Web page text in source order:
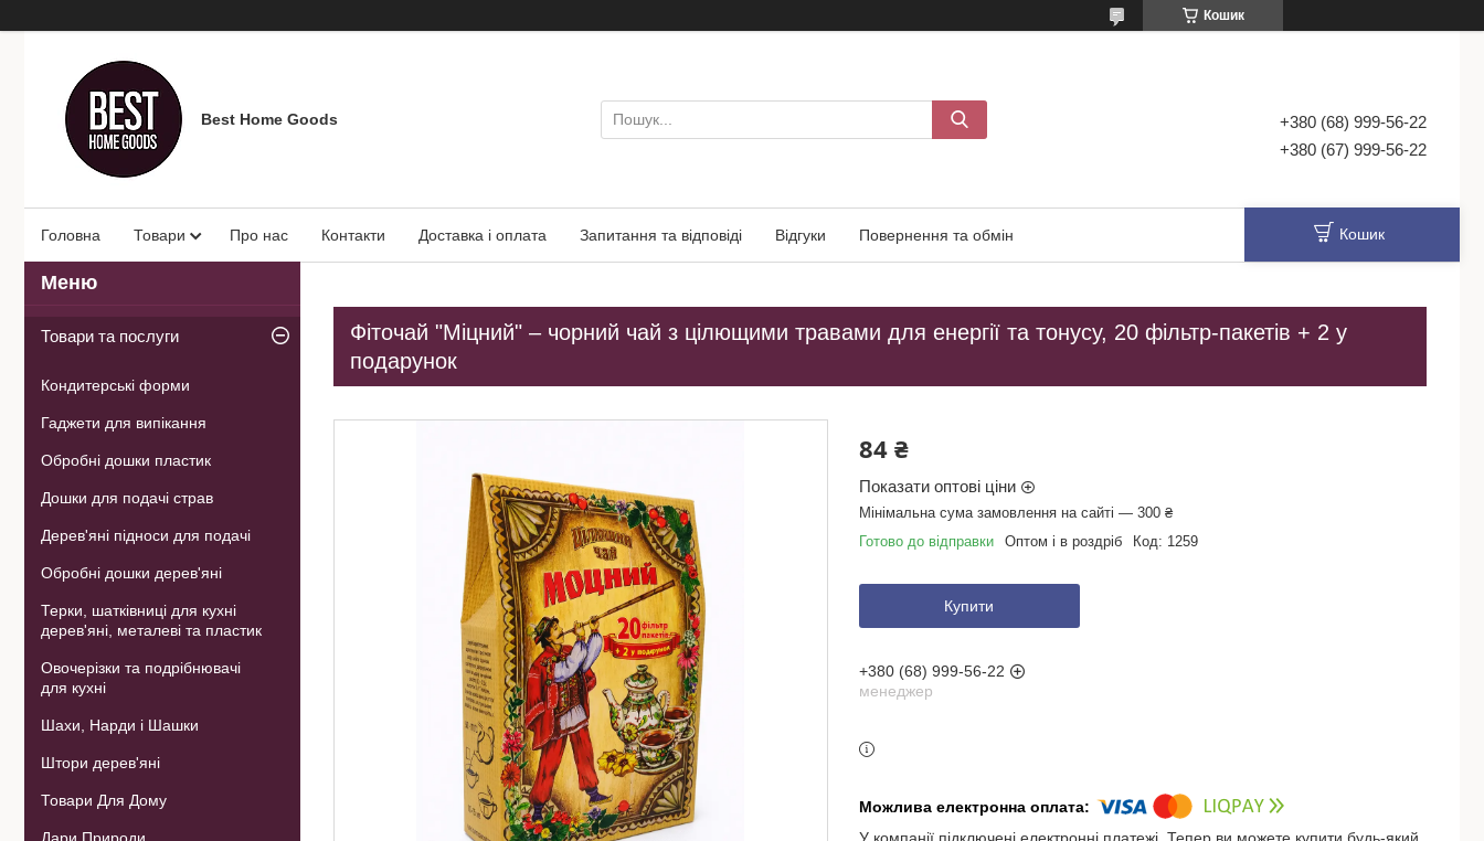
Кошик
Best Home Goods
+380 (68) 999-56-22
+380 (67) 999-56-22
Головна Товари Про нас Контакти Доставка і оплата Запитання та відповіді Відгуки Повернення та обмін Кошик
Фіточай "Міцний" – чорний чай з цілющими травами для енергії та тонусу, 20 фільтр-пакетів + 2 у
подарунок
84 ₴
Показати оптові ціни
Мінімальна сума замовлення на сайті — 300 ₴
Готово до відправки
Оптом і в роздріб Код: 1259
Купити
+380 (68) 999-56-22
менеджер
Товари та послуги
Кондитерські форми
Гаджети для випікання
Обробні дошки пластик
Дошки для подачі страв
Дерев'яні підноси для подачі
Обробні дошки дерев'яні
Терки, шатківниці для кухні
дерев'яні, металеві та пластик
Овочерізки та подрібнювачі
для кухні
Шахи, Нарди і Шашки
Штори дерев'яні
Товари Для Дому